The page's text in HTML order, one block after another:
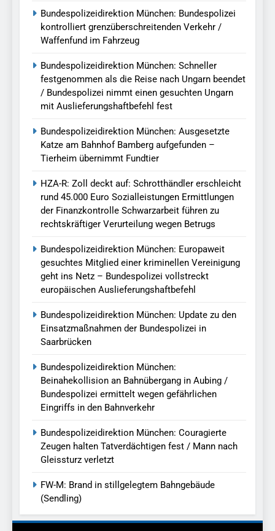
Bundespolizeidirektion München: Bundespolizei
kontrolliert grenzüberschreitenden Verkehr /
Waffenfund im Fahrzeug
Bundespolizeidirektion München: Schneller
festgenommen als die Reise nach Ungarn beendet
/ Bundespolizei nimmt einen gesuchten Ungarn
mit Auslieferungshaftbefehl fest
Bundespolizeidirektion München: Ausgesetzte
Katze am Bahnhof Bamberg aufgefunden –
Tierheim übernimmt Fundtier
HZA-R: Zoll deckt auf: Schrotthändler erschleicht
rund 45.000 Euro Sozialleistungen Ermittlungen
der Finanzkontrolle Schwarzarbeit führen zu
rechtskräftiger Verurteilung wegen Betrugs
Bundespolizeidirektion München: Europaweit
gesuchtes Mitglied einer kriminellen Vereinigung
geht ins Netz – Bundespolizei vollstreckt
europäischen Auslieferungshaftbefehl
Bundespolizeidirektion München: Update zu den
Einsatzmaßnahmen der Bundespolizei in
Saarbrücken
Bundespolizeidirektion München:
Beinahekollision an Bahnübergang in Aubing /
Bundespolizei ermittelt wegen gefährlichen
Eingriffs in den Bahnverkehr
Bundespolizeidirektion München: Couragierte
Zeugen halten Tatverdächtigen fest / Mann nach
Gleissturz verletzt
FW-M: Brand in stillgelegtem Bahngebäude
(Sendling)